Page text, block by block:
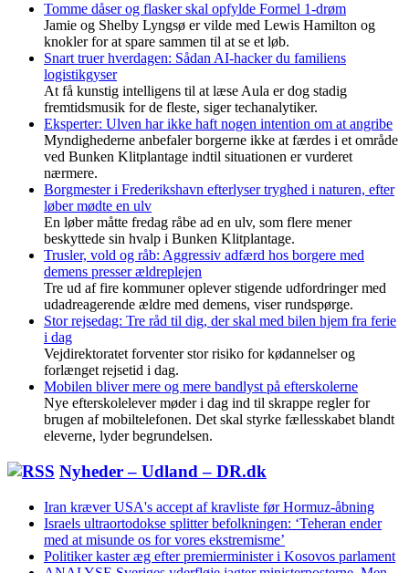
Tomme dåser og flasker skal opfylde Formel 1-drøm
Jamie og Shelby Lyngsø er vilde med Lewis Hamilton og
knokler for at spare sammen til at se et løb.
Snart truer hverdagen: Sådan AI-hacker du familiens
logistikgyser
At få kunstig intelligens til at læse Aula er dog stadig
fremtidsmusik for de fleste, siger techanalytiker.
Eksperter: Ulven har ikke haft nogen intention om at angribe
Myndighederne anbefaler borgerne ikke at færdes i et område
ved Bunken Klitplantage indtil situationen er vurderet
nærmere.
Borgmester i Frederikshavn efterlyser tryghed i naturen, efter
løber mødte en ulv
En løber måtte fredag råbe ad en ulv, som flere mener
beskyttede sin hvalp i Bunken Klitplantage.
Trusler, vold og råb: Aggressiv adfærd hos borgere med
demens presser ældreplejen
Tre ud af fire kommuner oplever stigende udfordringer med
udadreagerende ældre med demens, viser rundspørge.
Stor rejsedag: Tre råd til dig, der skal med bilen hjem fra ferie
i dag
Vejdirektoratet forventer stor risiko for kødannelser og
forlænget rejsetid i dag.
Mobilen bliver mere og mere bandlyst på efterskolerne
Nye efterskolelever møder i dag ind til skrappe regler for
brugen af mobiltelefonen. Det skal styrke fællesskabet blandt
eleverne, lyder begrundelsen.
Nyheder – Udland – DR.dk
Iran kræver USA's accept af kravliste før Hormuz-åbning
Israels ultraortodokse splitter befolkningen: ‘Teheran ender
med at misunde os for vores ekstremisme’
Politiker kaster æg efter premierminister i Kosovos parlament